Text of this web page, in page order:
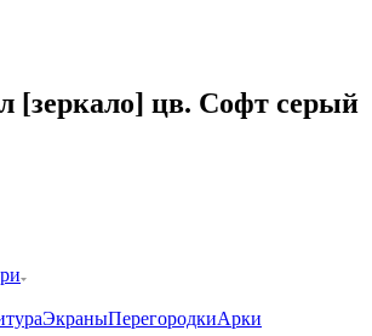
[зеркало] цв. Софт серый
ЭкраныПерегородкиАрки